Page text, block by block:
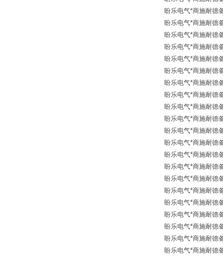
盼乐电气*商施耐德
盼乐电气*商施耐德
盼乐电气*商施耐德
盼乐电气*商施耐德
盼乐电气*商施耐德
盼乐电气*商施耐德
盼乐电气*商施耐德
盼乐电气*商施耐德
盼乐电气*商施耐德
盼乐电气*商施耐德
盼乐电气*商施耐德
盼乐电气*商施耐德
盼乐电气*商施耐德
盼乐电气*商施耐德
盼乐电气*商施耐德
盼乐电气*商施耐德
盼乐电气*商施耐德
盼乐电气*商施耐德
盼乐电气*商施耐德
盼乐电气*商施耐德
盼乐电气*商施耐德